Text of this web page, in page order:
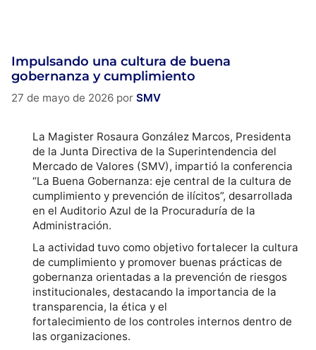
Impulsando una cultura de buena
gobernanza y cumplimiento
27 de mayo de 2026 por SMV
La Magister Rosaura González Marcos, Presidenta
de la Junta Directiva de la Superintendencia del
Mercado de Valores (SMV), impartió la conferencia
“La Buena Gobernanza: eje central de la cultura de
cumplimiento y prevención de ilícitos”, desarrollada
en el Auditorio Azul de la Procuraduría de la
Administración.
La actividad tuvo como objetivo fortalecer la cultura
de cumplimiento y promover buenas prácticas de
gobernanza orientadas a la prevención de riesgos
institucionales, destacando la importancia de la
transparencia, la ética y el
fortalecimiento de los controles internos dentro de
las organizaciones.